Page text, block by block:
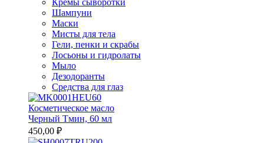
Кремы сыворотки
Шампуни
Маски
Мисты для тела
Гели, пенки и скрабы
Лосьоны и гидролаты
Мыло
Дезодоранты
Средства для глаз
Косметическое масло
Черный Тмин, 60 мл
450,00 ₽